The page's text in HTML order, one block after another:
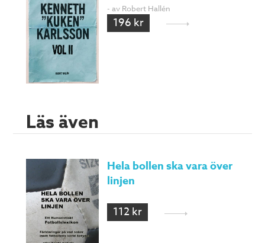
- av Robert Hallén
196 kr
Läs även
Hela bollen ska vara över
linjen
112 kr